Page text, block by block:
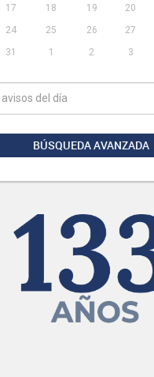
17 18 19 20
24 25 26 27
31 1 2 3
BÚSQUEDA AVANZADA